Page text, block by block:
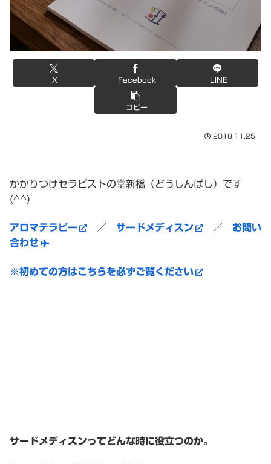
X Facebook LINE
コピー
2018.11.25
かかりつけセラピストの堂新橋（どうしんばし）です
(^^)
アロマテラピー ／ サードメディスン ／ お問い
合わせ
※初めての方はこちらを必ずご覧ください
サードメディスンってどんな時に役立つのか。